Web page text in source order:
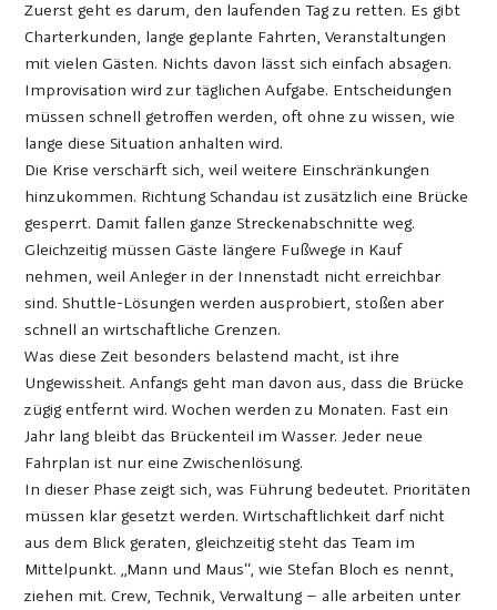
Zuerst geht es darum, den laufenden Tag zu retten. Es gibt
Charterkunden, lange geplante Fahrten, Veranstaltungen
mit vielen Gästen. Nichts davon lässt sich einfach absagen.
Improvisation wird zur täglichen Aufgabe. Entscheidungen
müssen schnell getroffen werden, oft ohne zu wissen, wie
lange diese Situation anhalten wird.
Die Krise verschärft sich, weil weitere Einschränkungen
hinzukommen. Richtung Schandau ist zusätzlich eine Brücke
gesperrt. Damit fallen ganze Streckenabschnitte weg.
Gleichzeitig müssen Gäste längere Fußwege in Kauf
nehmen, weil Anleger in der Innenstadt nicht erreichbar
sind. Shuttle-Lösungen werden ausprobiert, stoßen aber
schnell an wirtschaftliche Grenzen.
Was diese Zeit besonders belastend macht, ist ihre
Ungewissheit. Anfangs geht man davon aus, dass die Brücke
zügig entfernt wird. Wochen werden zu Monaten. Fast ein
Jahr lang bleibt das Brückenteil im Wasser. Jeder neue
Fahrplan ist nur eine Zwischenlösung.
In dieser Phase zeigt sich, was Führung bedeutet. Prioritäten
müssen klar gesetzt werden. Wirtschaftlichkeit darf nicht
aus dem Blick geraten, gleichzeitig steht das Team im
Mittelpunkt. „Mann und Maus“, wie Stefan Bloch es nennt,
ziehen mit. Crew, Technik, Verwaltung – alle arbeiten unter